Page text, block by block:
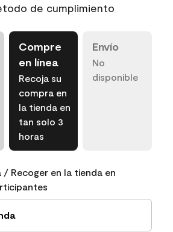
de cumplimiento
Compre
en línea
Recoja su
compra en
la tienda en
tan solo 3
horas
Envío
No
disponible
/ Recoger en la tienda en